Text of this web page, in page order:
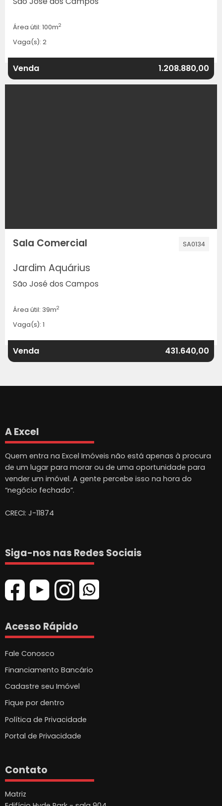
Área útil: 100m2
Vaga(s): 2
Venda 1.208.880,00
Sala Comercial SA0134
Jardim Aquárius
São José dos Campos
Área útil: 39m2
Vaga(s): 1
Venda 431.640,00
A Excel
Quem entra na Excel Imóveis não está apenas à procura
de um lugar para morar ou de uma oportunidade para
vender um imóvel. A gente percebe isso na hora do
“negócio fechado”.
CRECI: J-11874
Siga-nos nas Redes Sociais
Acesso Rápido
Fale Conosco
Financiamento Bancário
Cadastre seu Imóvel
Fique por dentro
Política de Privacidade
Portal de Privacidade
Contato
Matriz